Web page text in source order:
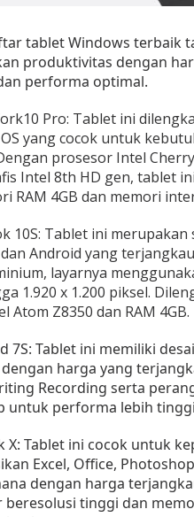
tablet Windows terbaik
produktivitas dengan
performa optimal.
Pro: Tablet ini
yang cocok untuk
prosesor Intel
Intel 8th HD gen, tablet
RAM 4GB dan memori
10S: Tablet ini
Android yang
layarnya
1.920 x 1.200 piksel.
Atom Z8350 dan RAM 4GB.
7S: Tablet ini memiliki
harga yang
Recording serta
untuk performa lebih
X: Tablet ini cocok untuk
Excel, Office,
dengan harga
beresolusi tinggi dan